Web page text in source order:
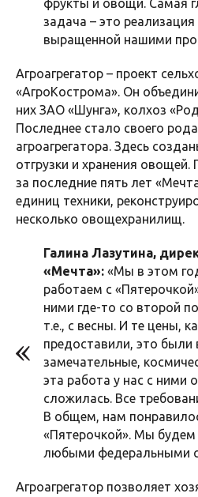
фрукты и овощи. Самая
задача – это
выращенной нашими
Агроагрегатор – проект
«АгроКострома». Он
них ЗАО «Шунга», колхоз
Последнее стало своего
агроагрегатора. Здесь
отгрузки и хранения
за последние пять лет
единиц техники,
несколько овощехранилищ.
Галина Лазутина,
«Мечта»: «Мы в этом
работаем с
ними где-то со второй
т.е., с весны. И те цены,
предоставили, это
замечательные,
эта работа у нас с ними
сложилась. Все
В общем, нам
«Пятерочкой». Мы будем
любыми федеральными
Агроагрегатор позволяет